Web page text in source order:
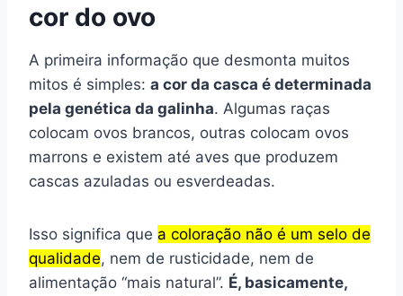
cor do ovo
A primeira informação que desmonta muitos
mitos é simples: a cor da casca é determinada
pela genética da galinha. Algumas raças
colocam ovos brancos, outras colocam ovos
marrons e existem até aves que produzem
cascas azuladas ou esverdeadas.
Isso significa que a coloração não é um selo de
qualidade, nem de rusticidade, nem de
alimentação “mais natural”. É, basicamente,